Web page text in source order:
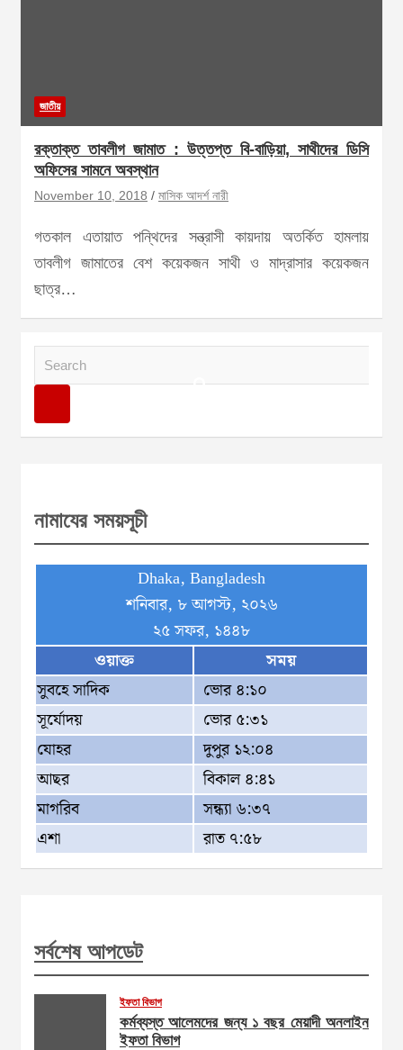
জাতীয়
রক্তাক্ত তাবলীগ জামাত : উত্তপ্ত বি-বাড়িয়া, সাথীদের ডিসি
অফিসের সামনে অবস্থান
November 10, 2018 মাসিক আদর্শ নারী
গতকাল এতায়াত পন্থিদের সন্ত্রাসী কায়দায় অতর্কিত হামলায়
তাবলীগ জামাতের বেশ কয়েকজন সাথী ও মাদ্রাসার কয়েকজন
ছাত্র…
e
r
নামাযের সময়সূচী
Dhaka, Bangladesh
শনিবার, ৮ আগস্ট, ২০২৬
২৫ সফর, ১৪৪৮
ওয়াক্ত
সময়
সুবহে সাদিক
ভোর ৪:১০
সূর্যোদয়
ভোর ৫:৩১
যোহর
দুপুর ১২:০৪
আছর
বিকাল ৪:৪১
মাগরিব
সন্ধ্যা ৬:৩৭
এশা
রাত ৭:৫৮
সর্বশেষ আপডেট
ইফতা বিভাগ
কর্মব্যস্ত আলেমদের জন্য ১ বছর মেয়াদী অনলাইন
ইফতা বিভাগ